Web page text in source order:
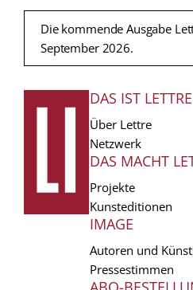
Die kommende Ausgabe
September 2026.
FUSSZEILE
DAS IST LETTRE
Über Lettre
Netzwerk
DAS MACHT
Projekte
Kunsteditionen
IMAGE
Autoren und
Pressestimmen